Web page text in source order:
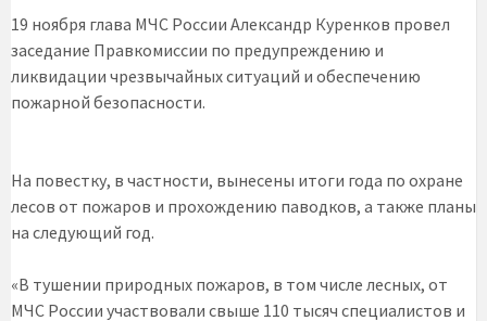
19 ноября глава МЧС России Александр Куренков провел
заседание Правкомиссии по предупреждению и
ликвидации чрезвычайных ситуаций и обеспечению
пожарной безопасности.
На повестку, в частности, вынесены итоги года по охране
лесов от пожаров и прохождению паводков, а также планы
на следующий год.
«В тушении природных пожаров, в том числе лесных, от
МЧС России участвовали свыше 110 тысяч специалистов и